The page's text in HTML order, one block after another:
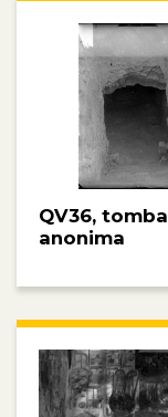
QV36, tomba
anonima